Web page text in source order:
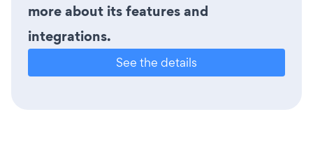
more about its features and
integrations.
See the details